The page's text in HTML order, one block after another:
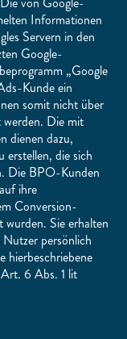
Informationen
Servern in den
Google-
„Google
Kunde ein
somit nicht über
Die mit
dienen dazu,
die sich
Die BPO-Kunden
ihre
Conversion-
wurden. Sie erhalten
persönlich
hierbeschriebene
6 Abs. 1 lit